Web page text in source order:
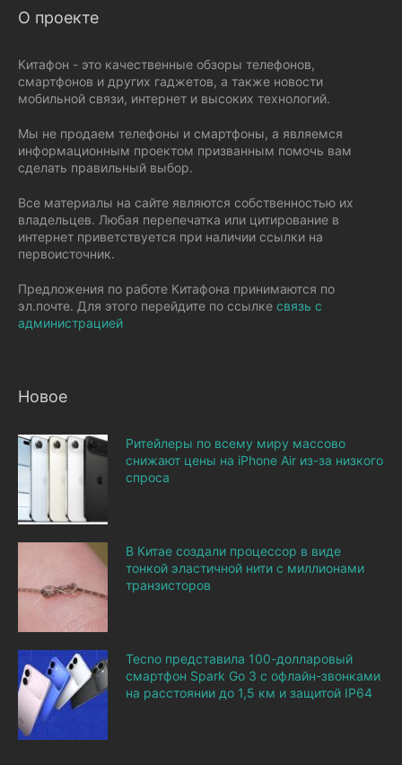
О проекте
Китафон - это качественные обзоры телефонов,
смартфонов и других гаджетов, а также новости
мобильной связи, интернет и высоких технологий.
Мы не продаем телефоны и смартфоны, а являемся
информационным проектом призванным помочь вам
сделать правильный выбор.
Все материалы на сайте являются собственностью их
владельцев. Любая перепечатка или цитирование в
интернет приветствуется при наличии ссылки на
первоисточник.
Предложения по работе Китафона принимаются по
эл.почте. Для этого перейдите по ссылке связь с
администрацией
Новое
Ритейлеры по всему миру массово
снижают цены на iPhone Air из-за низкого
спроса
В Китае создали процессор в виде
тонкой эластичной нити с миллионами
транзисторов
Tecno представила 100-долларовый
смартфон Spark Go 3 с офлайн-звонками
на расстоянии до 1,5 км и защитой IP64